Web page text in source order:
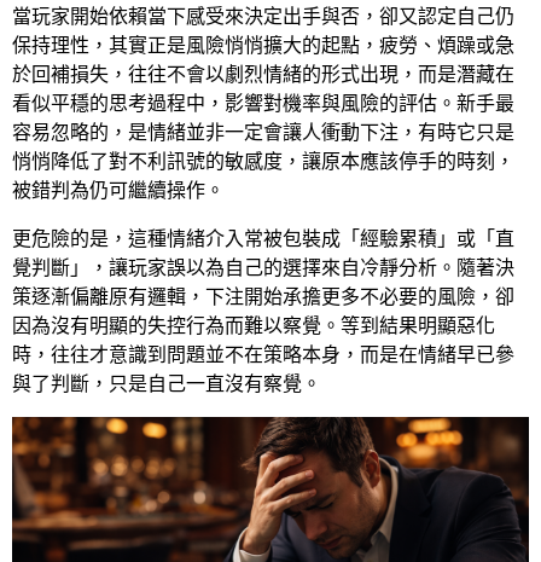
當玩家開始依賴當下感受來決定出手與否，卻又認定自己仍
保持理性，其實正是風險悄悄擴大的起點，疲勞、煩躁或急
於回補損失，往往不會以劇烈情緒的形式出現，而是潛藏在
看似平穩的思考過程中，影響對機率與風險的評估。新手最
容易忽略的，是情緒並非一定會讓人衝動下注，有時它只是
悄悄降低了對不利訊號的敏感度，讓原本應該停手的時刻，
被錯判為仍可繼續操作。
更危險的是，這種情緒介入常被包裝成「經驗累積」或「直
覺判斷」，讓玩家誤以為自己的選擇來自冷靜分析。隨著決
策逐漸偏離原有邏輯，下注開始承擔更多不必要的風險，卻
因為沒有明顯的失控行為而難以察覺。等到結果明顯惡化
時，往往才意識到問題並不在策略本身，而是在情緒早已參
與了判斷，只是自己一直沒有察覺。